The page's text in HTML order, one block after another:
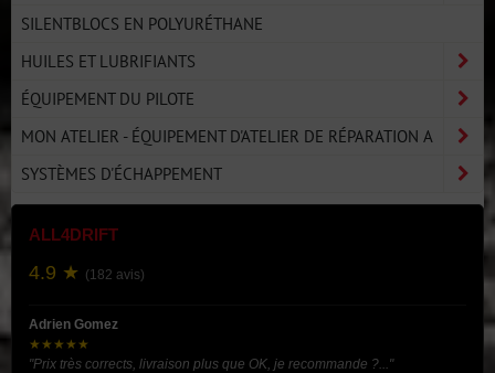
SILENTBLOCS EN POLYURÉTHANE
HUILES ET LUBRIFIANTS
ÉQUIPEMENT DU PILOTE
MON ATELIER - ÉQUIPEMENT D'ATELIER DE RÉPARATION A
SYSTÈMES D'ÉCHAPPEMENT
ALL4DRIFT
4.9 ★ (182 avis)
Adrien Gomez
★★★★★
"Prix très corrects, livraison plus que OK, je recommande ?..."